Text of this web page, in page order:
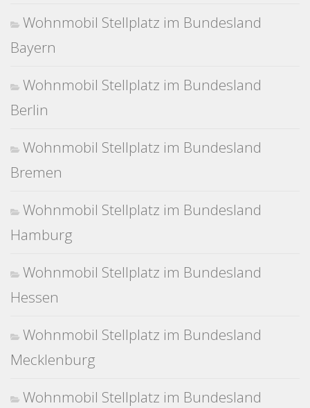
Wohnmobil Stellplatz im Bundesland
Bayern
Wohnmobil Stellplatz im Bundesland
Berlin
Wohnmobil Stellplatz im Bundesland
Bremen
Wohnmobil Stellplatz im Bundesland
Hamburg
Wohnmobil Stellplatz im Bundesland
Hessen
Wohnmobil Stellplatz im Bundesland
Mecklenburg
Wohnmobil Stellplatz im Bundesland